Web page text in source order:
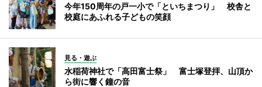
今年150周年の戸一小で「といちまつり」 校舎と
校庭にあふれる子どもの笑顔
見る・遊ぶ
水稲荷神社で「高田富士祭」 富士塚登拝、山頂か
ら街に響く鐘の音